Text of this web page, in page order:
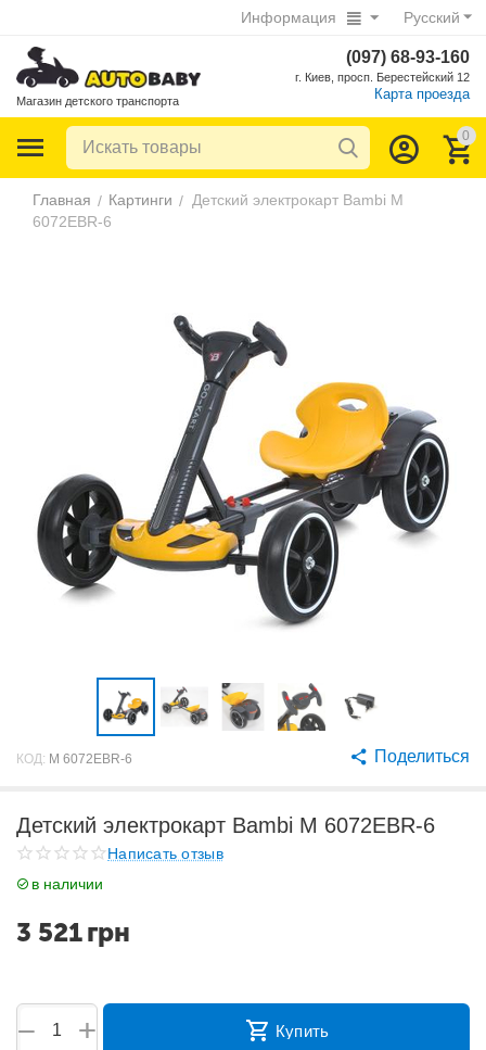
Русский
Информация
Магазин детского транспорта
(097) 68-93-160
г. Киев, просп. Берестейский 12
Карта проезда
0
Главная / Картинги / Детский электрокарт Bambi M
6072EBR-6
КОД: M 6072EBR-6 Поделиться
Детский электрокарт Bambi M 6072EBR-6
Написать отзыв
в наличии
3 521грн
+
− Купить